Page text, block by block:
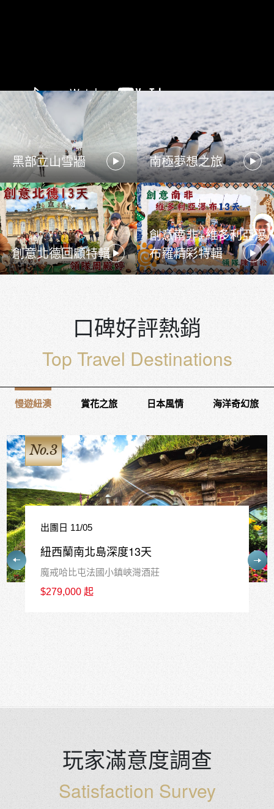
黑部立山雪牆 南極夢想之旅
創意北德回顧特輯
創意南非+維多利亞瀑
布羅精彩特輯
口碑好評熱銷
Top Travel Destinations
慢遊紐澳 賞花之旅 日本風情 海洋奇幻旅
No.4
出團日 12/17
紐西蘭南島精華10天
皇后鎮中心連泊3晚+庫克山1晚+瓦納卡1晚
玩家滿意度調查
Satisfaction Survey